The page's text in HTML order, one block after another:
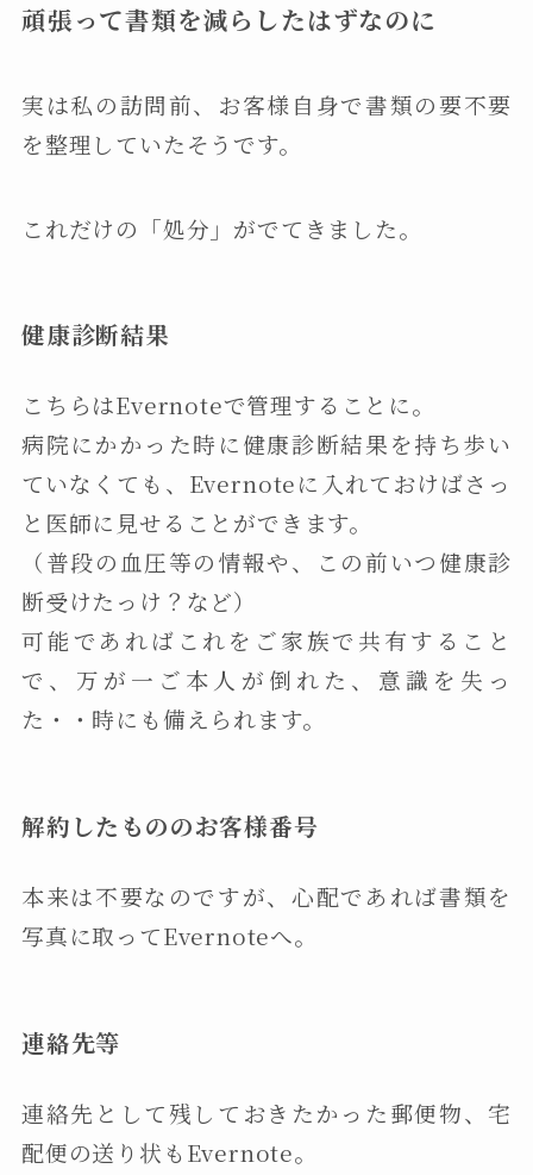
頑張って書類を減らしたはずなのに
実は私の訪問前、お客様自身で書類の要不要
を整理していたそうです。
これだけの「処分」がでてきました。
健康診断結果
こちらはEvernoteで管理することに。
病院にかかった時に健康診断結果を持ち歩い
ていなくても、Evernoteに入れておけばさっ
と医師に見せることができます。
（普段の血圧等の情報や、この前いつ健康診
断受けたっけ？など）
可能であればこれをご家族で共有すること
で、万が一ご本人が倒れた、意識を失っ
た・・時にも備えられます。
解約したもののお客様番号
本来は不要なのですが、心配であれば書類を
写真に取ってEvernoteへ。
連絡先等
連絡先として残しておきたかった郵便物、宅
配便の送り状もEvernote。